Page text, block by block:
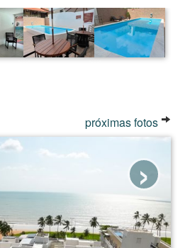
próximas fotos
›